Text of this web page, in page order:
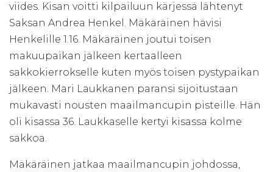
viides. Kisan voitti kilpailuun kärjessä lähtenyt
Saksan Andrea Henkel. Mäkäräinen hävisi
Henkelille 1.16. Mäkäräinen joutui toisen
makuupaikan jälkeen kertaalleen
sakkokierrokselle kuten myös toisen pystypaikan
jälkeen. Mari Laukkanen paransi sijoitustaan
mukavasti nousten maailmancupin pisteille. Hän
oli kisassa 36. Laukkaselle kertyi kisassa kolme
sakkoa.
Mäkäräinen jatkaa maailmancupin johdossa,